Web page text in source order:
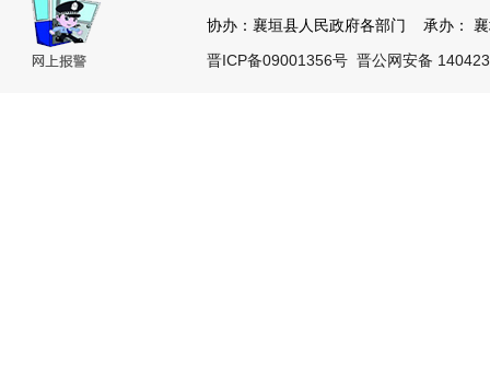
协办：襄垣县人民政府各部门 承办：
晋ICP备09001356号 晋公网安备